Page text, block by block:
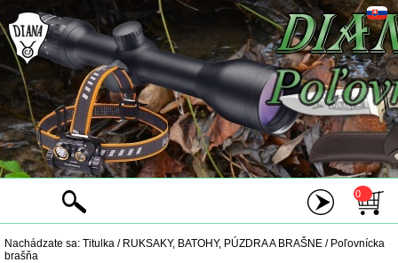
0
Nachádzate sa: Titulka / RUKSAKY, BATOHY, PÚZDRA A BRAŠNE / Poľovnícka
brašňa